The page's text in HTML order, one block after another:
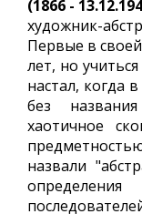
(1866 -
художник-
Первые в
лет, но
настал, когда
без
хаотичное
назвали